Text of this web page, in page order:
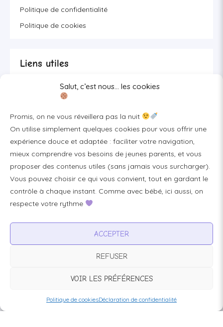
Salut, c’est nous… les cookies
Promis, on ne vous réveillera pas la nuit
On utilise simplement quelques cookies pour vous offrir une
expérience douce et adaptée : faciliter votre navigation,
mieux comprendre vos besoins de jeunes parents, et vous
proposer des contenus utiles (sans jamais vous surcharger).
Vous pouvez choisir ce qui vous convient, tout en gardant le
contrôle à chaque instant. Comme avec bébé, ici aussi, on
respecte votre rythme
ACCEPTER
REFUSER
VOIR LES PRÉFÉRENCES
Politique de cookiesDéclaration de confidentialité
Politique de confidentialité
Politique de cookies
Liens utiles
Se connecter/S'inscrire
Contact
Plan du site
Tous les articles
Professionnels & partenariats
Visibilité pour votre marque
Avertissement :BébéFacile.fr est un site d’information généraliste à